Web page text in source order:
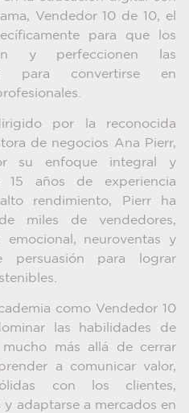
Vendedor 10 de 10, el
para que los
y perfeccionen las
para convertirse en
por la reconocida
de negocios Ana Pierr,
su enfoque integral y
años de experiencia
rendimiento, Pierr ha
miles de vendedores,
emocional, neuroventas y
persuasión para lograr
como Vendedor 10
las habilidades de
más allá de cerrar
a comunicar valor,
con los clientes,
adaptarse a mercados en